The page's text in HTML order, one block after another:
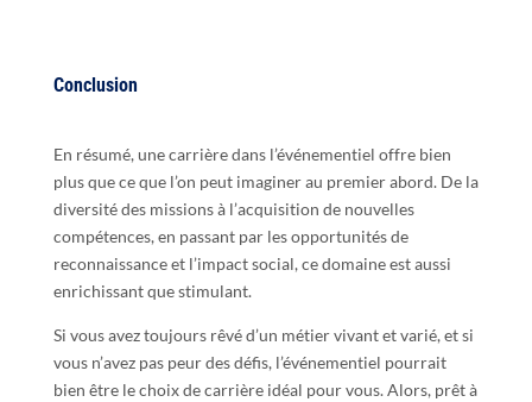
Conclusion
En résumé, une carrière dans l’événementiel offre bien
plus que ce que l’on peut imaginer au premier abord. De la
diversité des missions à l’acquisition de nouvelles
compétences, en passant par les opportunités de
reconnaissance et l’impact social, ce domaine est aussi
enrichissant que stimulant.
Si vous avez toujours rêvé d’un métier vivant et varié, et si
vous n’avez pas peur des défis, l’événementiel pourrait
bien être le choix de carrière idéal pour vous. Alors, prêt à